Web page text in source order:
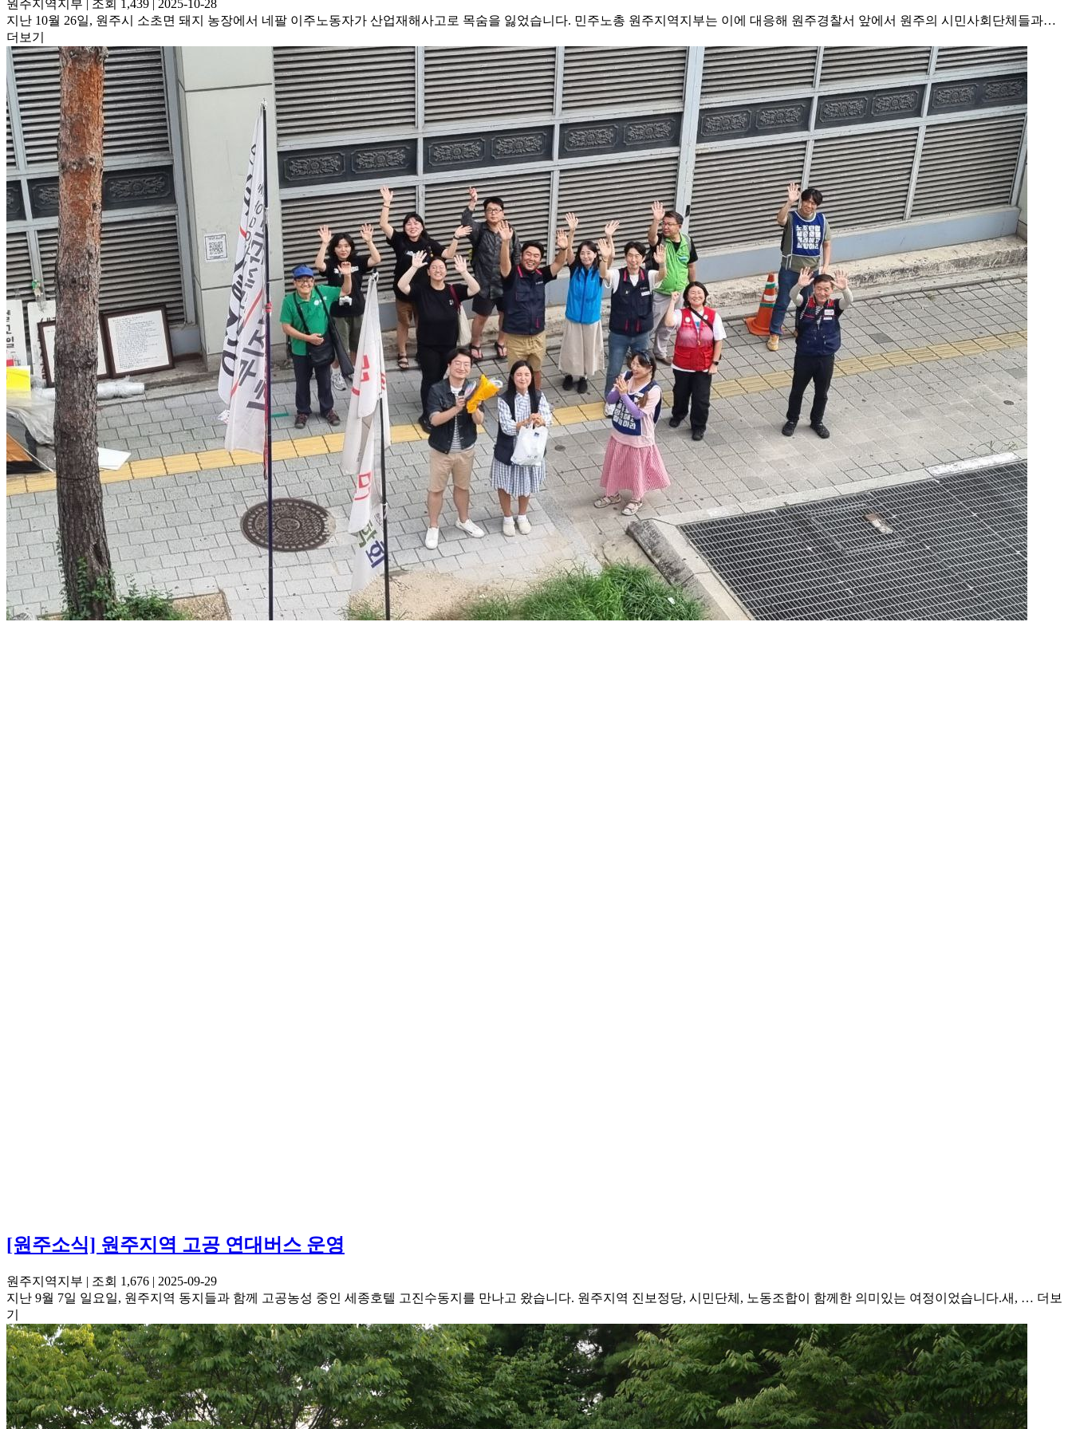
원주지역지부 | 조회 1,439 | 2025-10-28
지난 10월 26일, 원주시 소초면 돼지 농장에서 네팔 이주노동자가 산업재해사고로 목숨을 잃었습니다. 민주노총 원주지역지부는 이에 대응해 원주경찰서 앞에서 원주의 시민사회단체들과…
더보기
[원주소식] 원주지역 고공 연대버스 운영
원주지역지부 | 조회 1,676 | 2025-09-29
지난 9월 7일 일요일, 원주지역 동지들과 함께 고공농성 중인 세종호텔 고진수동지를 만나고 왔습니다. 원주지역 진보정당, 시민단체, 노동조합이 함께한 의미있는 여정이었습니다.새, … 더보
기